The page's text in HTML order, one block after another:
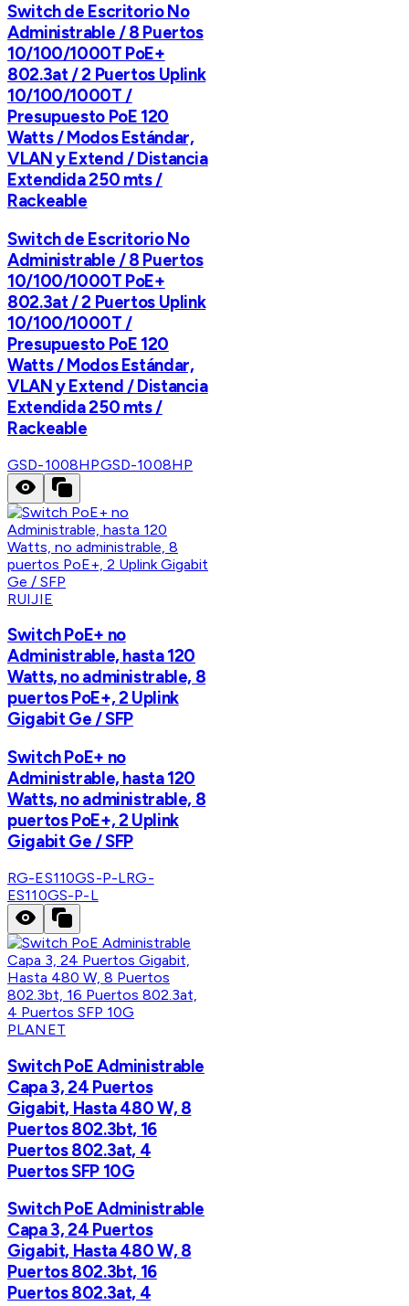
Switch de Escritorio No
Administrable / 8 Puertos
10/100/1000T PoE+
802.3at / 2 Puertos Uplink
10/100/1000T /
Presupuesto PoE 120
Watts / Modos Estándar,
VLAN y Extend / Distancia
Extendida 250 mts /
Rackeable
Switch de Escritorio No
Administrable / 8 Puertos
10/100/1000T PoE+
802.3at / 2 Puertos Uplink
10/100/1000T /
Presupuesto PoE 120
Watts / Modos Estándar,
VLAN y Extend / Distancia
Extendida 250 mts /
Rackeable
GSD-1008HPGSD-1008HP
RUIJIE
Switch PoE+ no
Administrable, hasta 120
Watts, no administrable, 8
puertos PoE+, 2 Uplink
Gigabit Ge / SFP
Switch PoE+ no
Administrable, hasta 120
Watts, no administrable, 8
puertos PoE+, 2 Uplink
Gigabit Ge / SFP
RG-ES110GS-P-LRG-
ES110GS-P-L
PLANET
Switch PoE Administrable
Capa 3, 24 Puertos
Gigabit, Hasta 480 W, 8
Puertos 802.3bt, 16
Puertos 802.3at, 4
Puertos SFP 10G
Switch PoE Administrable
Capa 3, 24 Puertos
Gigabit, Hasta 480 W, 8
Puertos 802.3bt, 16
Puertos 802.3at, 4